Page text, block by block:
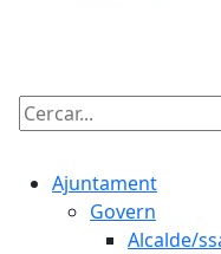
Cercar:
Ajuntament
Govern
Alcalde/